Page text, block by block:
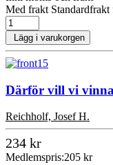
Med frakt
Lägg i varukorgen
Därför vill vi vinna
Reichholf, Josef H.
234 kr
Medlemspris:205 kr